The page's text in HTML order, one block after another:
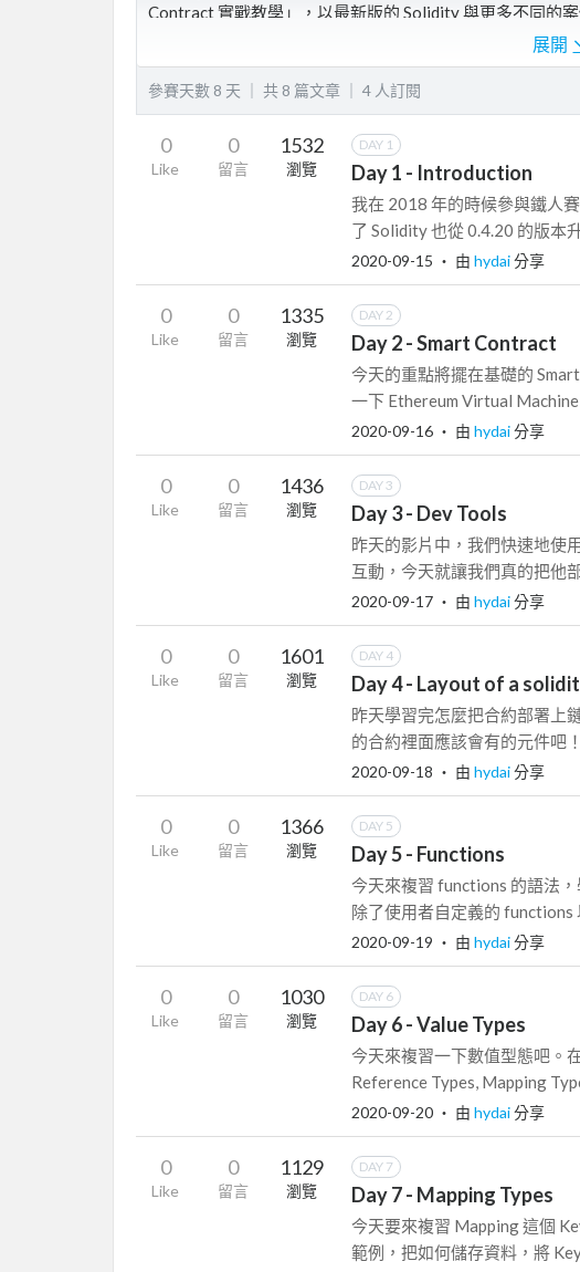
Contract 實戰教學」，以最新版的 Solidity 與更多不同的
- 簡介
- Solidity 基礎語法
- Solidity 語法
展開
參賽天數 8 天 ｜ 共 8 篇文章 ｜ 4 人訂閱
0
Like
0
留言
1532
瀏覽
DAY 1
Day 1 - Introduction
我在 2018 年的時候參與鐵人
了 Solidity 也從 0.4.20 的版本升
2020-09-15 ‧ 由 hydai分享
0
Like
0
留言
1335
瀏覽
DAY 2
Day 2 - Smart Contract
今天的重點將擺在基礎的
一下 Ethereum Virtual Machine
2020-09-16 ‧ 由 hydai分享
0
Like
0
留言
1436
瀏覽
DAY 3
Day 3 - Dev Tools
昨天的影片中，我們快速地使
互動，今天就讓我們真的把他
2020-09-17 ‧ 由 hydai分享
0
Like
0
留言
1601
瀏覽
DAY 4
Day 4 - Layout of a
昨天學習完怎麼把合約部署上
的合約裡面應該會有的元件吧
2020-09-18 ‧ 由 hydai分享
0
Like
0
留言
1366
瀏覽
DAY 5
Day 5 - Functions
今天來複習 functions 的語法
除了使用者自定義的 functions
2020-09-19 ‧ 由 hydai分享
0
Like
0
留言
1030
瀏覽
DAY 6
Day 6 - Value Types
今天來複習一下數值型態吧。
Reference Types, Mapping
2020-09-20 ‧ 由 hydai分享
0
Like
0
留言
1129
瀏覽
DAY 7
Day 7 - Mapping Types
今天要來複習 Mapping 這個
範例，把如何儲存資料，將